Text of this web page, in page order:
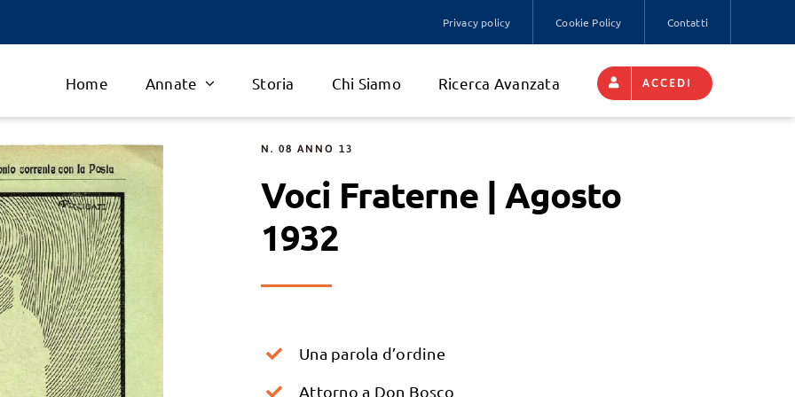
Privacy policy Cookie Policy Contatti
Home Annate Storia Chi Siamo Ricerca Avanzata ACCEDI
N. 08 ANNO 13
Voci Fraterne | Agosto
1932
Una parola d’ordine
Attorno a Don Bosco